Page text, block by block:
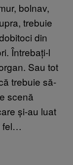
bolnav,
trebuie
din
Întrebați-l
Sau tot
trebuie să-
scenă
și-au luat
fel…